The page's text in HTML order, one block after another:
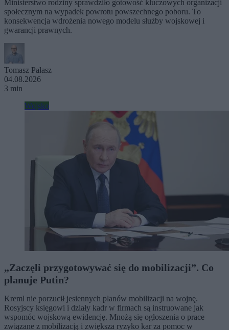
Ministerstwo rodziny sprawdziło gotowość kluczowych organizacji
społecznym na wypadek powrotu powszechnego poboru. To
konsekwencja wdrożenia nowego modelu służby wojskowej i
gwarancji prawnych.
Tomasz Pałasz
04.08.2026
3 min
Wojsko
„Zaczęli przygotowywać się do mobilizacji”. Co
planuje Putin?
Kreml nie porzucił jesiennych planów mobilizacji na wojnę.
Rosyjscy księgowi i działy kadr w firmach są instruowane jak
wspomóc wojskową ewidencję. Mnożą się ogłoszenia o prace
związane z mobilizacją i zwiększa ryzyko kar za pomoc w